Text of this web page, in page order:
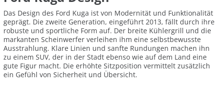
Das Design des Ford Kuga ist von Modernität und Funktionalität
geprägt. Die zweite Generation, eingeführt 2013, fällt durch ihre
robuste und sportliche Form auf. Der breite Kühlergrill und die
markanten Scheinwerfer verleihen ihm eine selbstbewusste
Ausstrahlung. Klare Linien und sanfte Rundungen machen ihn
zu einem SUV, der in der Stadt ebenso wie auf dem Land eine
gute Figur macht. Die erhöhte Sitzposition vermittelt zusätzlich
ein Gefühl von Sicherheit und Übersicht.